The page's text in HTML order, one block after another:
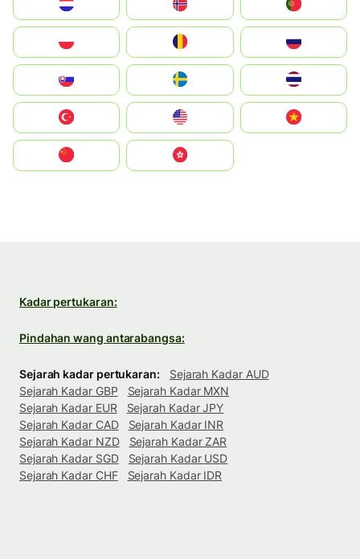
United States
中國香港特別行政區
Kadar pertukaran:
Pindahan wang antarabangsa:
Sejarah kadar pertukaran:
Sejarah Kadar AUD
Sejarah Kadar GBP
Sejarah Kadar MXN
Sejarah Kadar EUR
Sejarah Kadar JPY
Sejarah Kadar CAD
Sejarah Kadar INR
Sejarah Kadar NZD
Sejarah Kadar ZAR
Sejarah Kadar SGD
Sejarah Kadar USD
Sejarah Kadar CHF
Sejarah Kadar IDR